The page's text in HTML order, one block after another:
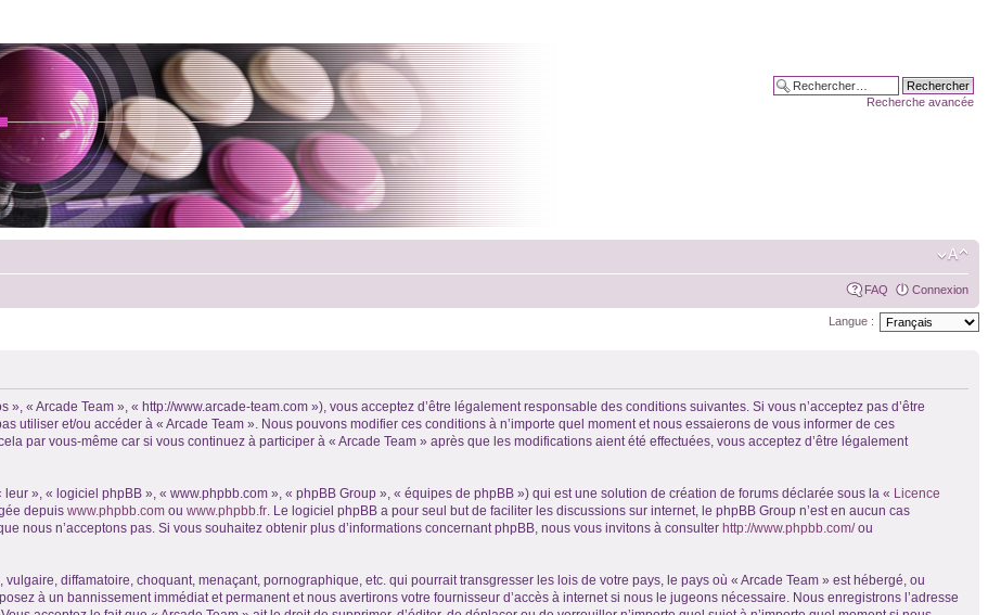
Recherche avancée
FAQ Connexion
Langue :
« Arcade Team », « http://www.arcade-team.com »), vous acceptez d’être légalement responsable des conditions suivantes. Si vous n’acceptez pas d’être
utiliser et/ou accéder à « Arcade Team ». Nous pouvons modifier ces conditions à n’importe quel moment et nous essaierons de vous informer de ces
par vous-même car si vous continuez à participer à « Arcade Team » après que les modifications aient été effectuées, vous acceptez d’être légalement
», « logiciel phpBB », « www.phpbb.com », « phpBB Group », « équipes de phpBB ») qui est une solution de création de forums déclarée sous la « Licence
depuis www.phpbb.com ou www.phpbb.fr . Le logiciel phpBB a pour seul but de faciliter les discussions sur internet, le phpBB Group n’est en aucun cas
nous n’acceptons pas. Si vous souhaitez obtenir plus d’informations concernant phpBB, nous vous invitons à consulter http://www.phpbb.com/ou
diffamatoire, choquant, menaçant, pornographique, etc. qui pourrait transgresser les lois de votre pays, le pays où « Arcade Team » est hébergé, ou
à un bannissement immédiat et permanent et nous avertirons votre fournisseur d’accès à internet si nous le jugeons nécessaire. Nous enregistrons l’adresse